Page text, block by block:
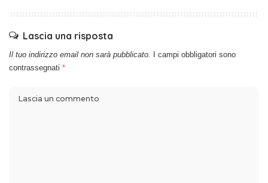
Lascia una risposta
Il tuo indirizzo email non sarà pubblicato.
I campi obbligatori sono
contrassegnati *